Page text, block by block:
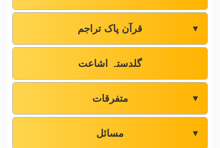
قرآن پاک تراجم ▼
گلدستہ اشاعت
متفرقات ▼
مسائل ▼